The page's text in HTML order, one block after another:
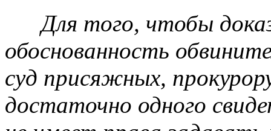
Для того, чтобы
обоснованность
суд присяжных,
достаточно одного